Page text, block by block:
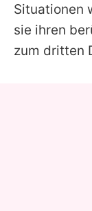
Situationen
sie ihren
zum dritten